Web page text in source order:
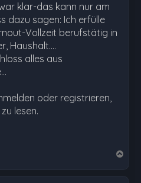
klar-das kann nur am
dazu sagen: Ich erfülle
Vollzeit berufstätig in
Haushalt....
alles aus
oder registrieren,
lesen.